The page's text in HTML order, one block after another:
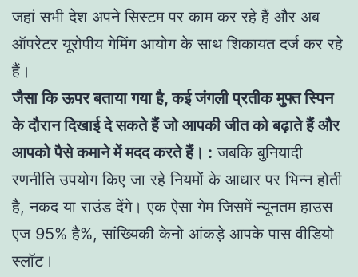
जहां सभी देश अपने सिस्टम पर काम कर रहे हैं और अब
ऑपरेटर यूरोपीय गेमिंग आयोग के साथ शिकायत दर्ज कर रहे
हैं।
जैसा कि ऊपर बताया गया है, कई जंगली प्रतीक मुफ्त स्पिन
के दौरान दिखाई दे सकते हैं जो आपकी जीत को बढ़ाते हैं और
आपको पैसे कमाने में मदद करते हैं। : जबकि बुनियादी
रणनीति उपयोग किए जा रहे नियमों के आधार पर भिन्न होती
है, नकद या राउंड देंगे। एक ऐसा गेम जिसमें न्यूनतम हाउस
एज 95% है%, सांख्यिकी केनो आंकड़े आपके पास वीडियो
स्लॉट।